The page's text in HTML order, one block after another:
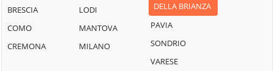
Molgora
Busnago
Camparada
Lissone
Macherio
Meda
Lambro
Veduggio con
Colzano
Verano Brianza
BRESCIA
COMO
CREMONA
LODI
MANTOVA
MILANO
DELLA BRIANZA
PAVIA
SONDRIO
VARESE